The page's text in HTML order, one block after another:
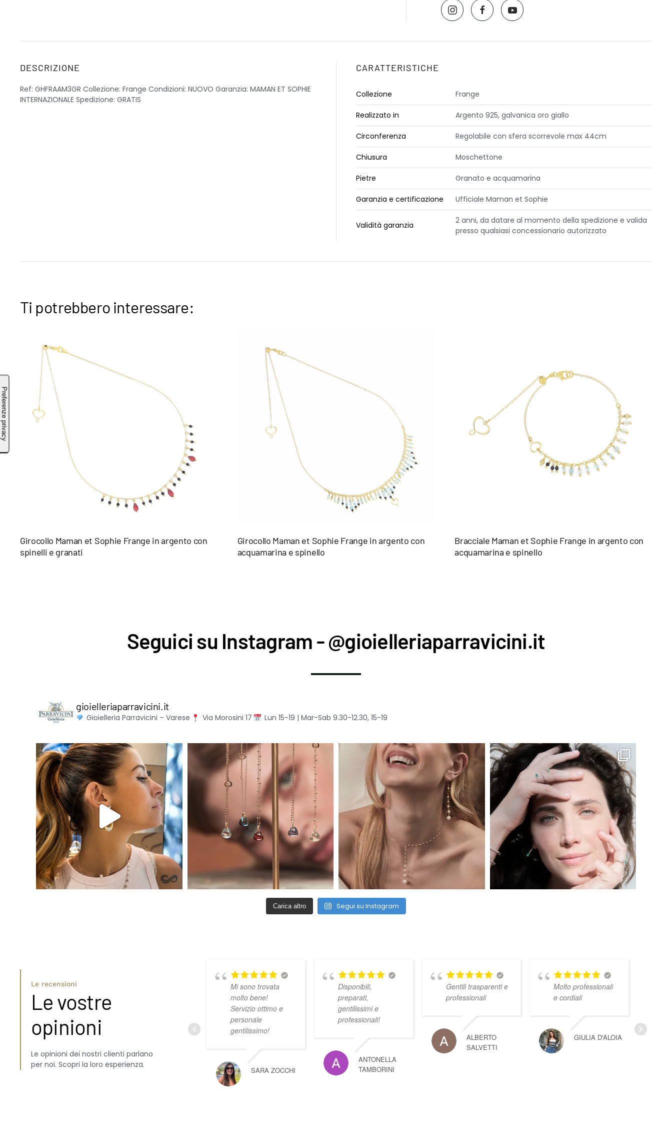
DESCRIZIONE
Ref: GHFRAAM3GR Collezione: Frange Condizioni: NUOVO Garanzia: MAMAN ET SOPHIE
INTERNAZIONALE Spedizione: GRATIS
CARATTERISTICHE
Collezione Frange
Realizzato in Argento 925, galvanica oro giallo
Circonferenza Regolabile con sfera scorrevole max 44cm
Chiusura Moschettone
Pietre Granato e acquamarina
Garanzia e certificazione Ufficiale Maman et Sophie
Validità garanzia
2 anni, da datare al momento della spedizione e valida
presso qualsiasi concessionario autorizzato
Ti potrebbero interessare:
Girocollo Maman et Sophie Frange in argento con
spinelli e granati
Girocollo Maman et Sophie Frange in argento con
acquamarina e spinello
Bracciale Maman et Sophie Frange in argento con
acquamarina e spinello
Seguici su Instagram - @gioielleriaparravicini.it
gioielleriaparravicini.it
Gioielleria Parravicini – Varese Via Morosini 17 Lun 15-19 | Mar-Sab 9.30-12.30, 15-19
Carica altro Segui su Instagram
Le recensioni
Le vostre
opinioni
Le opinioni dei nostri clienti parlano
per noi. Scopri la loro esperienza.
Mi sono trovata
molto bene!
Servizio ottimo e
personale
gentilissimo!
SARA ZOCCHI
Disponibili,
preparati,
gentilissimi e
professionali!
ANTONELLA
TAMBORINI
Gentili trasparenti e
professionali
ALBERTO
SALVETTI
Molto professionali
e cordiali
GIULIA D'ALOIA